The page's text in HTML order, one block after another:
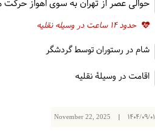
حوالی عصر از تهران به سوی اهواز حرکت
حدود 14 ساعت در وسیله نقلیه
شام در رستوران توسط گردشگر
اقامت در وسیلۀ نقلیه
November 22, 2025 | 1404/09/01